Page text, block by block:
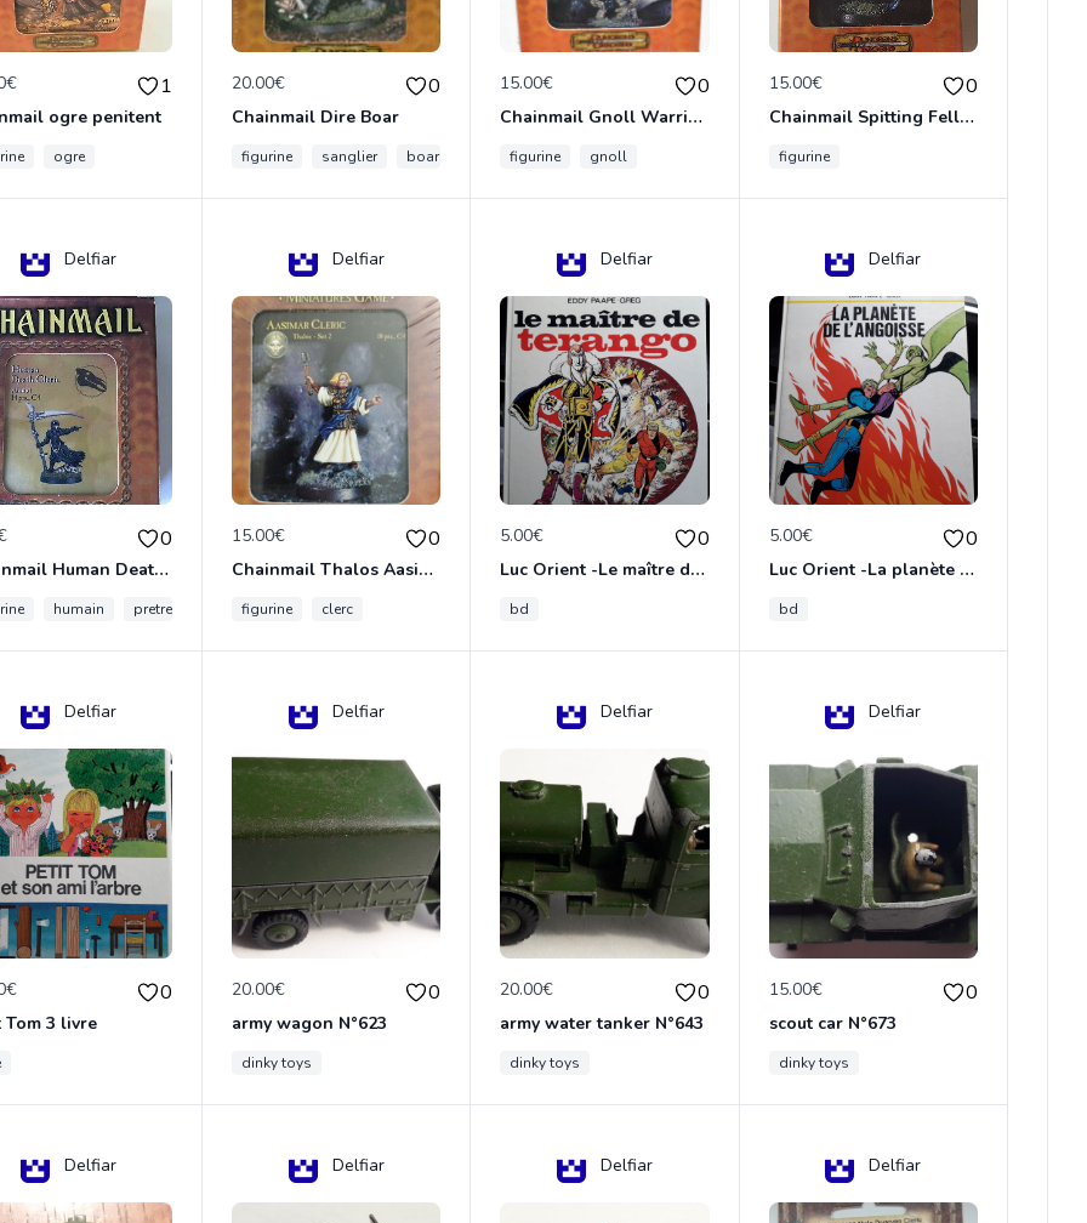
1
ogre penitent
ogre
20.00€ 0
Chainmail Dire Boar
figurine sanglier boar
15.00€ 0
Chainmail Gnoll Warrior Dungeons & Dragons
figurine gnoll
15.00€ 0
Chainmail Spitting Felldrake
figurine
Delfiar
0
Chainmail Human Death Cleric
humain pretre
Delfiar
15.00€ 0
Chainmail Thalos Aasimar Cleric
figurine clerc
Delfiar
5.00€ 0
Luc Orient -Le maître de terango
bd
Delfiar
5.00€ 0
Luc Orient -La planète de l'angoisse
bd
Delfiar
0
Tom 3 livre
Delfiar
20.00€ 0
army wagon N°623
dinky toys
Delfiar
20.00€ 0
army water tanker N°643
dinky toys
Delfiar
15.00€ 0
scout car N°673
dinky toys
Delfiar Delfiar Delfiar Delfiar